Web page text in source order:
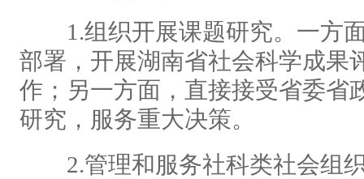
1.组织开展课题研究。一方面
部署，开展湖南省社会科学成果
作；另一方面，直接接受省委省
研究，服务重大决策。
2.管理和服务社科类社会组织